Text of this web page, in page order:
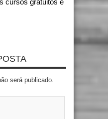
será publicado.